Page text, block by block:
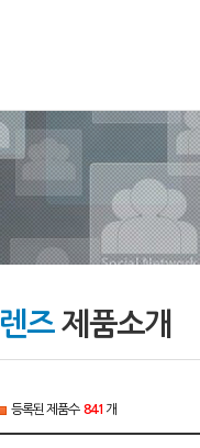
렌즈제품소개
등록된 제품수 841 개